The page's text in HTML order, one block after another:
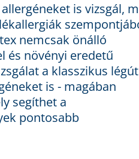
is vizsgál,
nemcsak önálló
és növényi eredetű
a klasszikus
is - magában
segíthet a
pontosabb